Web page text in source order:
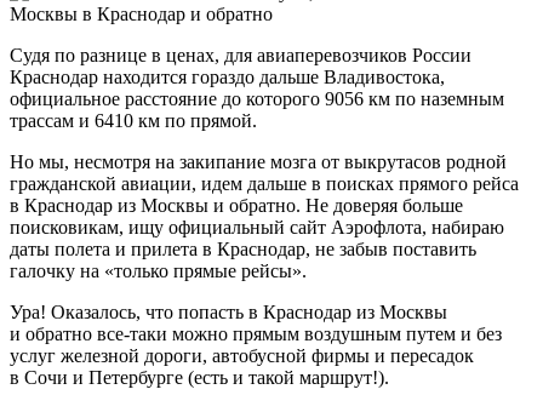
Судя по разнице в ценах, для авиаперевозчиков России
Краснодар находится гораздо дальше Владивостока,
официальное расстояние до которого 9056 км по наземным
трассам и 6410 км по прямой.
Но мы, несмотря на закипание мозга от выкрутасов родной
гражданской авиации, идем дальше в поисках прямого рейса
в Краснодар из Москвы и обратно. Не доверяя больше
поисковикам, ищу официальный сайт Аэрофлота, набираю
даты полета и прилета в Краснодар, не забыв поставить
галочку на «только прямые рейсы».
Ура! Оказалось, что попасть в Краснодар из Москвы
и обратно все-таки можно прямым воздушным путем и без
услуг железной дороги, автобусной фирмы и пересадок
в Сочи и Петербурге (есть и такой маршрут!).